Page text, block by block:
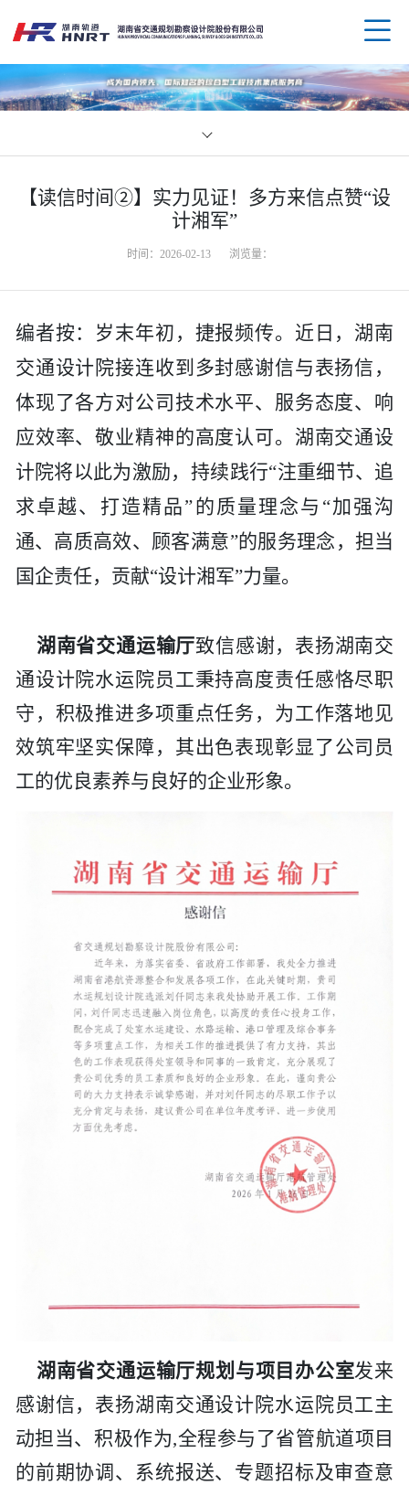
企业
领导
荣誉
企业
业务
水运
轨道
工程
工程
党群
时政
创新
特色
人才
客户
【读信时间②】实力见证！多方来信点赞“设
计湘军”
时间：2026-02-13 浏览量：
编者按：岁末年初，捷报频传。近日，湖南
交通设计院接连收到多封感谢信与表扬信，
体现了各方对公司技术水平、服务态度、响
应效率、敬业精神的高度认可。湖南交通设
计院将以此为激励，持续践行“注重细节、追
求卓越、打造精品”的质量理念与“加强沟
通、高质高效、顾客满意”的服务理念，担当
国企责任，贡献“设计湘军”力量。
湖南省交通运输厅致信感谢，表扬湖南交
通设计院水运院员工秉持高度责任感恪尽职
守，积极推进多项重点任务，为工作落地见
效筑牢坚实保障，其出色表现彰显了公司 员
工的优良素养与良好的企业形象。
湖南省交通运输厅规划与项目办公室发来
感谢信，表扬湖南交通设计院水运院员工主
动担当、积极作为,全程参与了省管航道项目
的前期协调、系统报送、专题招标及审查意